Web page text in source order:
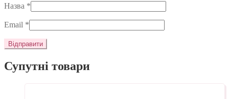
Назва *
Email *
Супутні товари